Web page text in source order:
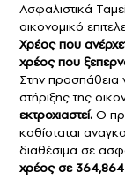
Ασφαλιστικά
οικονομικό
Χρέος που
χρέος που
Στην προσπάθεια
στήριξης της
εκτροχιαστεί. Ο
καθίσταται
διαθέσιμα σε
χρέος σε